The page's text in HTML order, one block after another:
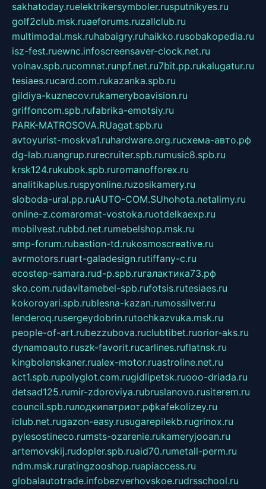
sakhatoday.ruelektrikersymboler.rusputnikyes.ru
golf2club.msk.ruaeforums.ruzallclub.ru
multimodal.msk.ruhabaigry.ruhaikko.rusobakopedia.ru
isz-fest.ruewnc.infoscreensaver-clock.net.ru
volnav.spb.rucomnat.runpf.net.ru7bit.pp.rukalugatur.ru
tesiaes.rucard.com.rukazanka.spb.ru
gildiya-kuznecov.rukameryboavision.ru
griffoncom.spb.rufabrika-emotsiy.ru
PARK-MATROSOVA.RUagat.spb.ru
avtoyurist-moskva1.ruhardware.org.ruсхема-авто.рф
dg-lab.ruangrup.rurecruiter.spb.rumusic8.spb.ru
krsk124.rukubok.spb.ruromanofforex.ru
analitikaplus.ruspyonline.ruzosikamery.ru
sloboda-ural.pp.ruAUTO-COM.SUhohota.netalimy.ru
online-z.comaromat-vostoka.ruotdelkaexp.ru
mobilvest.rubbd.net.rumebelshop.msk.ru
smp-forum.rubastion-td.rukosmoscreative.ru
avrmotors.ruart-galadesign.rutiffany-c.ru
ecostep-samara.rud-p.spb.ruгалактика73.рф
sko.com.rudavitamebel-spb.rufotsis.rutesiaes.ru
kokoroyari.spb.rublesna-kazan.rumossilver.ru
lenderoq.rusergeydobrin.rutochkazvuka.msk.ru
people-of-art.rubezzubova.ruclubtibet.ruorior-aks.ru
dynamoauto.ruszk-favorit.rucarlines.ruflatnsk.ru
kingbolenskaner.rualex-motor.ruastroline.net.ru
act1.spb.rupolyglot.com.rugidlipetsk.ruooo-driada.ru
detsad125.rumir-zdoroviya.rubruslanovo.rusiterem.ru
council.spb.ruлодкипатриот.рфkafekolizey.ru
iclub.net.rugazon-easy.rusugarepilekb.rugrinox.ru
pylesostineco.rumsts-ozarenie.rukameryjooan.ru
artemovskij.rudopler.spb.ruaid70.rumetall-perm.ru
ndm.msk.ruratingzooshop.ruapiaccess.ru
globalautotrade.infobezverhovskoe.rudrsschool.ru